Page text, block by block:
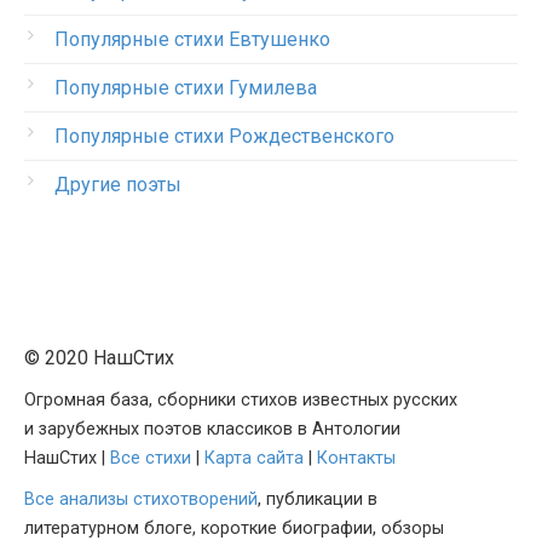
Популярные стихи Евтушенко
Популярные стихи Гумилева
Популярные стихи Рождественского
Другие поэты
© 2020 НашСтих
Огромная база, сборники стихов известных русских
и зарубежных поэтов классиков в Антологии
НашСтих |
Все стихи Карта сайта
Контакты
Все анализы стихотворений, публикации в
литературном блоге, короткие биографии, обзоры